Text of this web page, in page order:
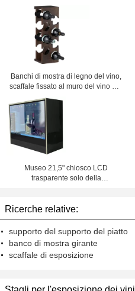
Banchi di mostra di legno del vino,
scaffale fissato al muro del vino per
Museo 21,5" chiosco LCD
trasparente solo della
Ricerche relative:
supporto del supporto del piatto
banco di mostra girante
scaffale di esposizione